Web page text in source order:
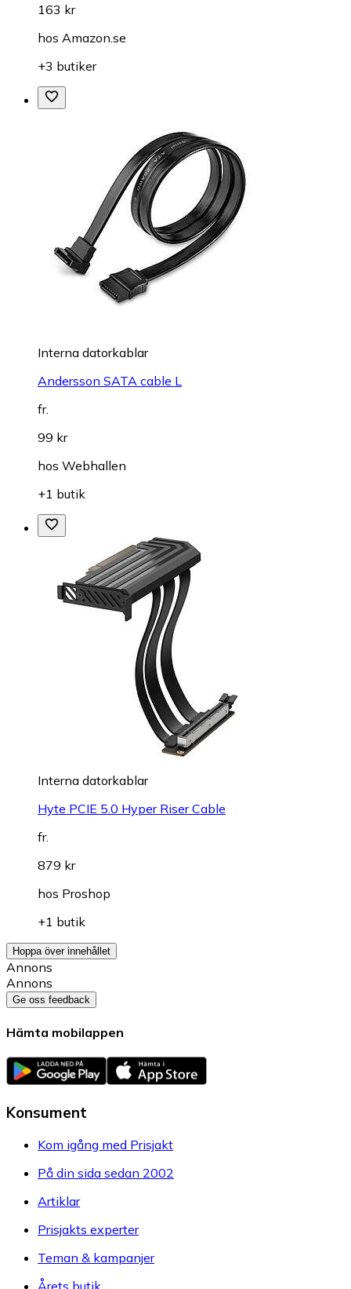
163 kr
hos Amazon.se
+3 butiker
Interna datorkablar
Andersson SATA cable L
fr.
99 kr
hos Webhallen
+1 butik
Interna datorkablar
Hyte PCIE 5.0 Hyper Riser Cable
fr.
879 kr
hos Proshop
+1 butik
Hoppa över innehållet
Annons
Annons
Ge oss feedback
Hämta mobilappen
Konsument
Kom igång med Prisjakt
På din sida sedan 2002
Artiklar
Prisjakts experter
Teman & kampanjer
Årets butik